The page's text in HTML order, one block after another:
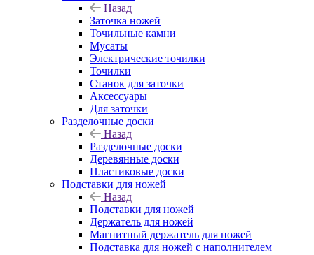
Назад
Заточка ножей
Точильные камни
Мусаты
Электрические точилки
Точилки
Станок для заточки
Аксессуары
Для заточки
Разделочные доски
Назад
Разделочные доски
Деревянные доски
Пластиковые доски
Подставки для ножей
Назад
Подставки для ножей
Держатель для ножей
Магнитный держатель для ножей
Подставка для ножей с наполнителем